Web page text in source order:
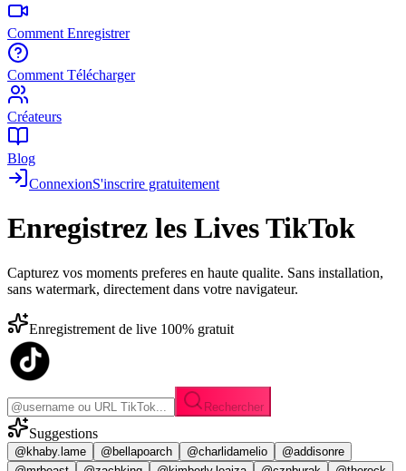
Comment Enregistrer
Comment Télécharger
Créateurs
Blog
ConnexionS'inscrire gratuitement
Enregistrez les Lives TikTok
Capturez vos moments preferes en haute qualite. Sans installation,
sans watermark, directement dans votre navigateur.
Enregistrement de live 100% gratuit
Rechercher
Suggestions
@khaby.lame @bellapoarch @charlidamelio
@addisonre